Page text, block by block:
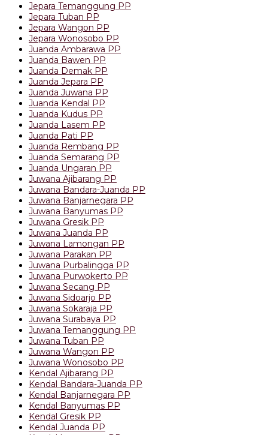
Jepara Temanggung PP
Jepara Tuban PP
Jepara Wangon PP
Jepara Wonosobo PP
Juanda Ambarawa PP
Juanda Bawen PP
Juanda Demak PP
Juanda Jepara PP
Juanda Juwana PP
Juanda Kendal PP
Juanda Kudus PP
Juanda Lasem PP
Juanda Pati PP
Juanda Rembang PP
Juanda Semarang PP
Juanda Ungaran PP
Juwana Ajibarang PP
Juwana Bandara-Juanda PP
Juwana Banjarnegara PP
Juwana Banyumas PP
Juwana Gresik PP
Juwana Juanda PP
Juwana Lamongan PP
Juwana Parakan PP
Juwana Purbalingga PP
Juwana Purwokerto PP
Juwana Secang PP
Juwana Sidoarjo PP
Juwana Sokaraja PP
Juwana Surabaya PP
Juwana Temanggung PP
Juwana Tuban PP
Juwana Wangon PP
Juwana Wonosobo PP
Kendal Ajibarang PP
Kendal Bandara-Juanda PP
Kendal Banjarnegara PP
Kendal Banyumas PP
Kendal Gresik PP
Kendal Juanda PP